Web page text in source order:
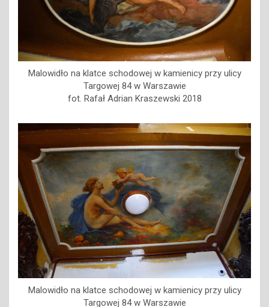
Malowidło na klatce schodowej w kamienicy przy ulicy
Targowej 84 w Warszawie
fot. Rafał Adrian Kraszewski 2018
Malowidło na klatce schodowej w kamienicy przy ulicy
Targowej 84 w Warszawie